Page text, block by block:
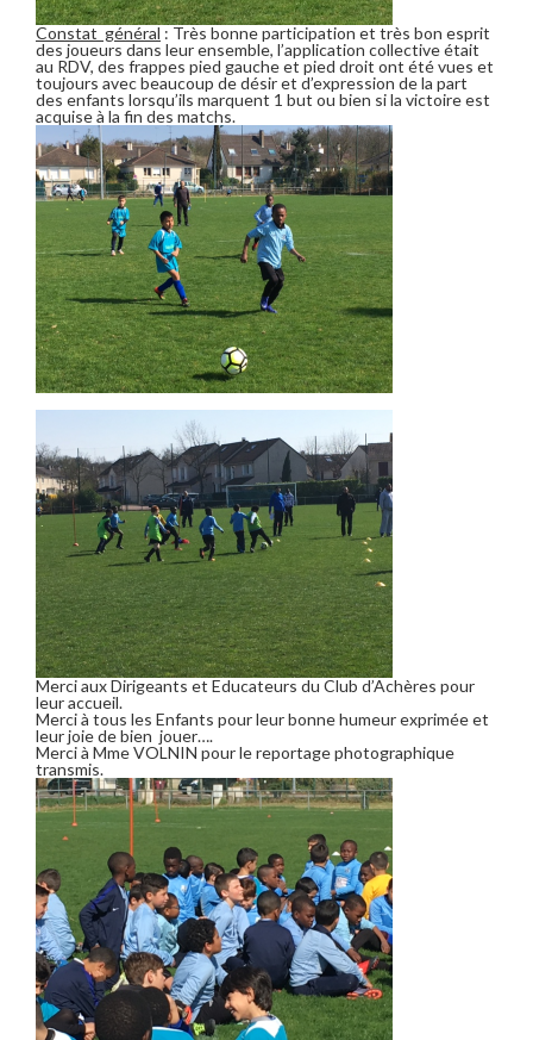
Constat général : Très bonne participation et très bon esprit
des joueurs dans leur ensemble, l’application collective était
au RDV, des frappes pied gauche et pied droit ont été vues et
toujours avec beaucoup de désir et d’expression de la part
des enfants lorsqu’ils marquent 1 but ou bien si la victoire est
acquise à la fin des matchs.
Merci aux Dirigeants et Educateurs du Club d’Achères pour
leur accueil.
Merci à tous les Enfants pour leur bonne humeur exprimée et
leur joie de bien jouer….
Merci à Mme VOLNIN pour le reportage photographique
transmis.